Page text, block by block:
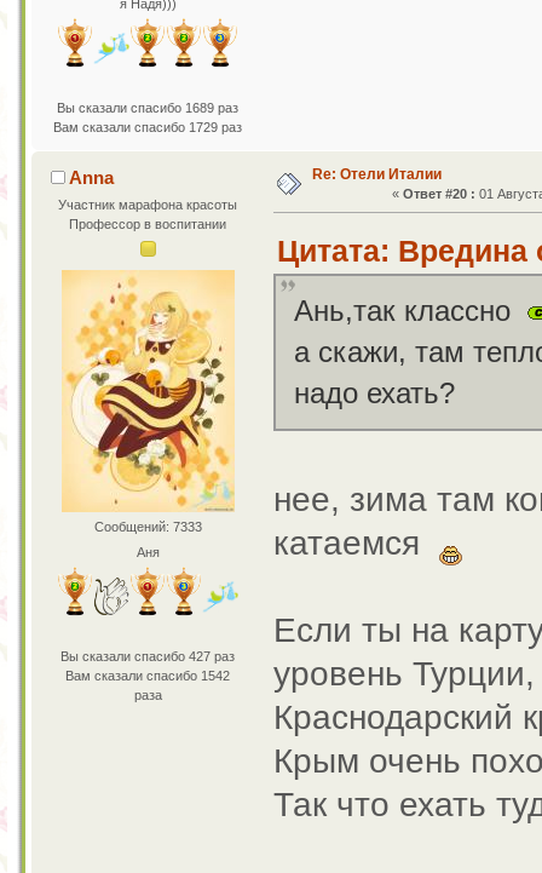
я Надя)))
Вы сказали спасибо 1689 раз
Вам сказали спасибо 1729 раз
Anna
Участник марафона красоты
Профессор в воспитании
Сообщений: 7333
Аня
Вы сказали спасибо 427 раз
Вам сказали спасибо 1542
раза
Re: Отели Италии
« Ответ #20 : 01
Цитата: Вредина
Ань,так классно
а скажи, там
надо ехать?
нее, зима там
катаемся
Если ты на
уровень
Краснодарский
Крым очень
Так что ехать